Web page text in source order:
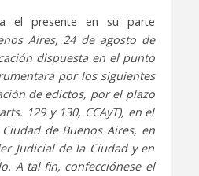
el presente en su parte
Aires, 24 de agosto de
dispuesta en el punto
por los siguientes
de edictos, por el plazo
129 y 130, CCAyT), en el
de Buenos Aires, en
Judicial de la Ciudad y en
A tal fin, confecciónese el